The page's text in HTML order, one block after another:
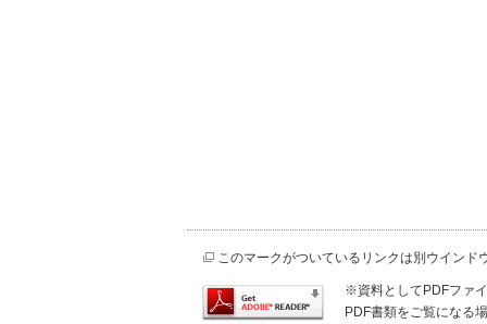
このマークがついているリンクは別ウインド
※資料としてPDFファ
PDF書類をご覧になる